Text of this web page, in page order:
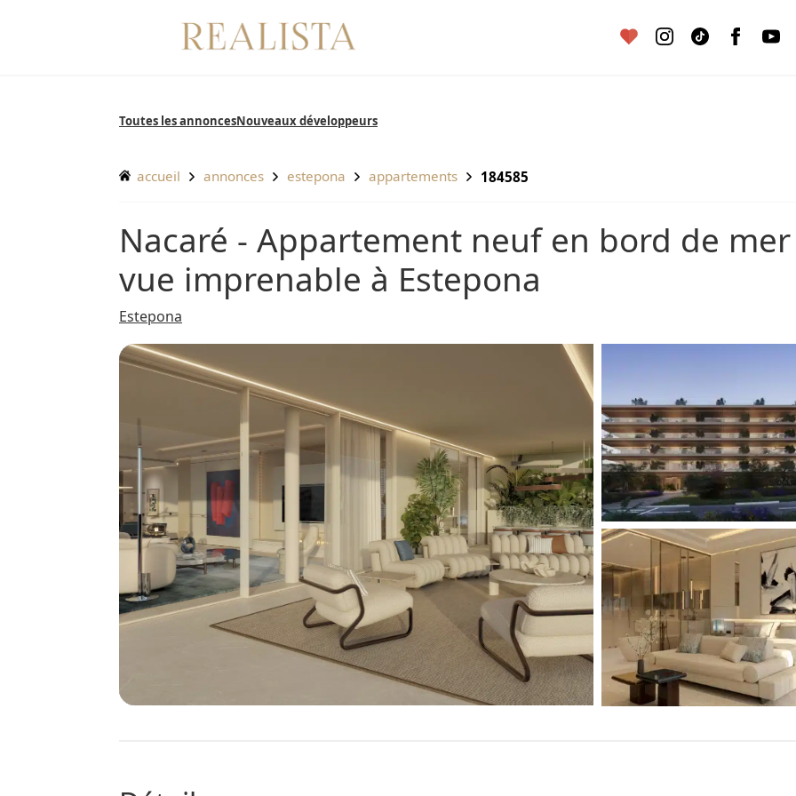
Toutes les annonces Nouveaux développeurs
accueil annonces estepona appartements 184585
Nacaré - Appartement neuf en bord de mer avec
vue imprenable à Estepona
Estepona